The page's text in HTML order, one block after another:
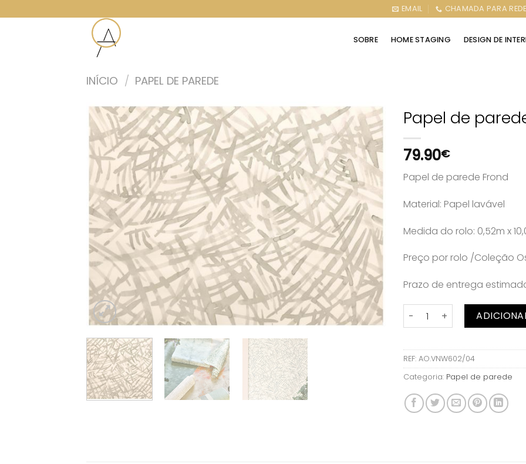
to
EMAIL CHAMADA PARA
SOBRE HOME STAGING DESIGN DE
INÍCIO / PAPEL DE PAREDE
Papel de
79.90€
Papel de parede Frond
Material: Papel lavável
Medida do rolo: 0,52m x
Preço por rolo /Coleção
Prazo de entrega
Quantidade de Papel de
REF: AO.VNW602/04
Categoria: Papel de parede